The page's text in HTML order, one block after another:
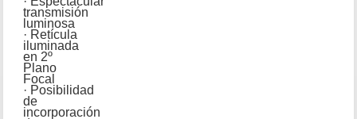
transmisión
luminosa
· Retícula
iluminada
en 2º
Plano
Focal
· Posibilidad
de
incorporación